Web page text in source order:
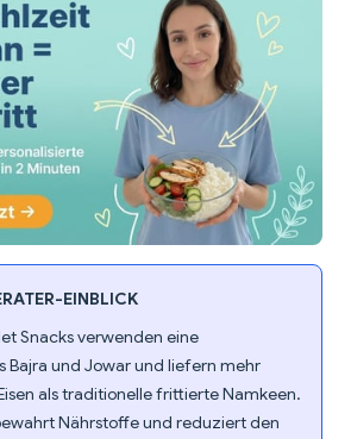
EINBLICK
Snacks verwenden eine
Bajra und Jowar und liefern mehr
als traditionelle frittierte Namkeen.
Nährstoffe und reduziert den